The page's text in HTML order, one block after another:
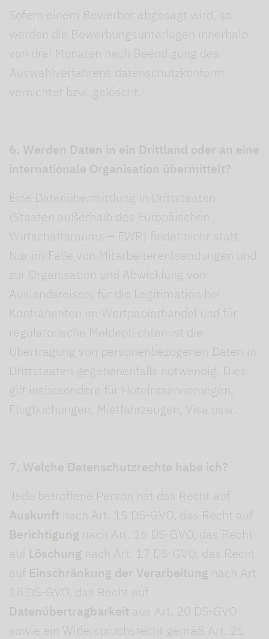
Sofern einem Bewerber abgesagt wird, so
werden die Bewerbungsunterlagen innerhalb
von drei Monaten nach Beendigung des
Auswahlverfahrens datenschutzkonform
vernichtet bzw. gelöscht.
6. Werden Daten in ein Drittland oder an eine
internationale Organisation übermittelt?
Eine Datenübermittlung in Drittstaaten
(Staaten außerhalb des Europäischen
Wirtschaftsraums – EWR) findet nicht statt.
Nur im Falle von Mitarbeiterentsendungen und
zur Organisation und Abwicklung von
Auslandsreisen, für die Legitimation bei
Kontrahenten im Wertpapierhandel und für
regulatorische Meldepflichten ist die
Übertragung von personenbezogenen Daten in
Drittstaaten gegebenenfalls notwendig. Dies
gilt insbesondere für Hotelreservierungen,
Flugbuchungen, Mietfahrzeugen, Visa usw..
7. Welche Datenschutzrechte habe ich?
Jede betroffene Person hat das Recht auf
Auskunft nach Art. 15 DS-GVO, das Recht auf
Berichtigung nach Art. 16 DS-GVO, das Recht
auf Löschung nach Art. 17 DS-GVO, das Recht
auf Einschränkung der Verarbeitung nach Art.
18 DS-GVO, das Recht auf
Datenübertragbarkeit aus Art. 20 DS-GVO
sowie ein Widerspruchsrecht gemäß Art. 21